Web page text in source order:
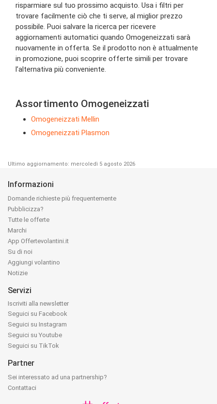
risparmiare sul tuo prossimo acquisto. Usa i filtri per
trovare facilmente ciò che ti serve, al miglior prezzo
possibile. Puoi salvare la ricerca per ricevere
aggiornamenti automatici quando Omogeneizzati sarà
nuovamente in offerta. Se il prodotto non è attualmente
in promozione, puoi scoprire offerte simili per trovare
l’alternativa più conveniente.
Assortimento Omogeneizzati
Omogeneizzati Mellin
Omogeneizzati Plasmon
Ultimo aggiornamento: mercoledì 5 agosto 2026
Informazioni
Domande richieste più frequentemente
Pubblicizza?
Tutte le offerte
Marchi
App Offertevolantini.it
Su di noi
Aggiungi volantino
Notizie
Servizi
Iscriviti alla newsletter
Seguici su Facebook
Seguici su Instagram
Seguici su Youtube
Seguici su TikTok
Partner
Sei interessato ad una partnership?
Contattaci